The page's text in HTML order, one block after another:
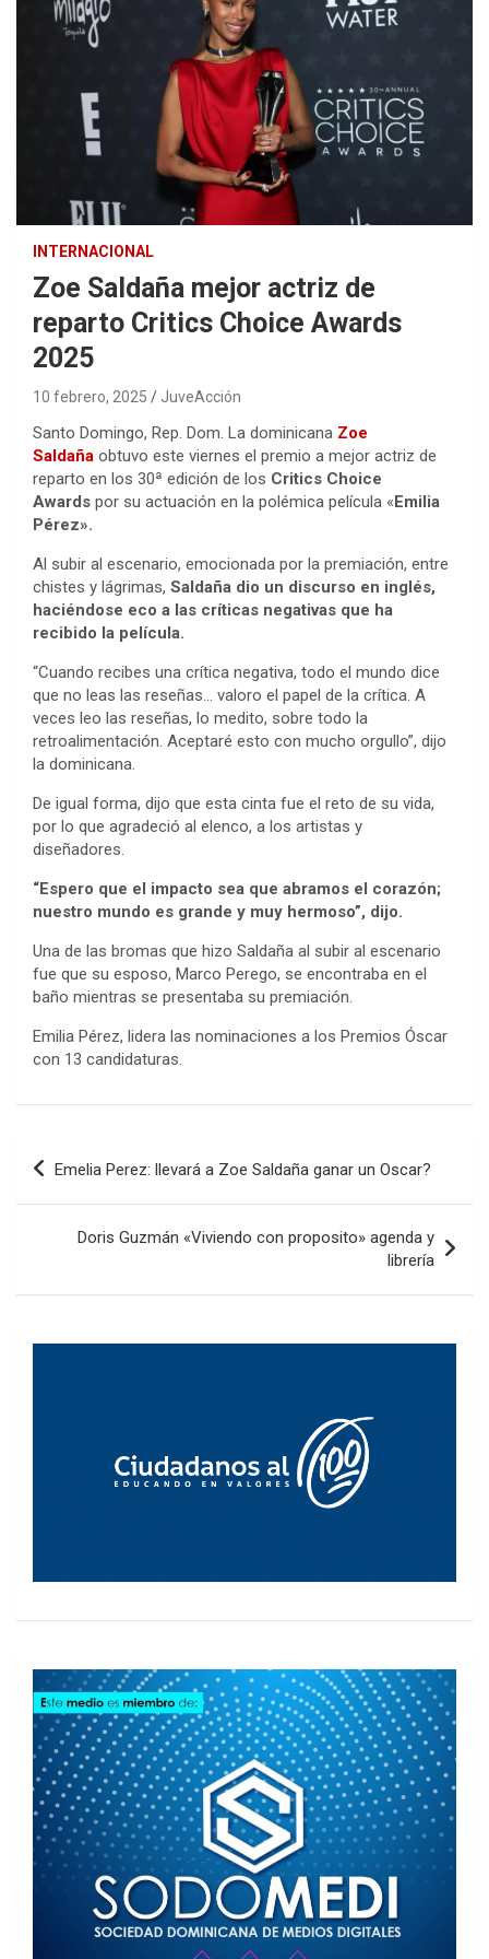
INTERNACIONAL
Zoe Saldaña mejor actriz de
reparto Critics Choice Awards
2025
10 febrero, 2025 JuveAcción
Santo Domingo, Rep. Dom. La dominicana Zoe
Saldaña obtuvo este viernes el premio a mejor actriz de
reparto en los 30ª edición de los Critics Choice
Awards por su actuación en la polémica película «Emilia
Pérez».
Al subir al escenario, emocionada por la premiación, entre
chistes y lágrimas, Saldaña dio un discurso en inglés,
haciéndose eco a las críticas negativas que ha
recibido la película.
“Cuando recibes una crítica negativa, todo el mundo dice
que no leas las reseñas… valoro el papel de la crítica. A
veces leo las reseñas, lo medito, sobre todo la
retroalimentación. Aceptaré esto con mucho orgullo”, dijo
la dominicana.
De igual forma, dijo que esta cinta fue el reto de su vida,
por lo que agradeció al elenco, a los artistas y
diseñadores.
“Espero que el impacto sea que abramos el corazón;
nuestro mundo es grande y muy hermoso”, dijo.
Una de las bromas que hizo Saldaña al subir al escenario
fue que su esposo, Marco Perego, se encontraba en el
baño mientras se presentaba su premiación.
Emilia Pérez, lidera las nominaciones a los Premios Óscar
con 13 candidaturas.
Navegación
de
Emelia Perez: llevará a Zoe Saldaña ganar un Oscar?
Doris Guzmán «Viviendo con proposito» agenda y
librería